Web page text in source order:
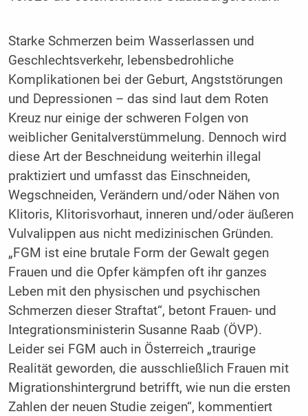
Starke Schmerzen beim Wasserlassen und
Geschlechtsverkehr, lebensbedrohliche
Komplikationen bei der Geburt, Angststörungen
und Depressionen – das sind laut dem Roten
Kreuz nur einige der schweren Folgen von
weiblicher Genitalverstümmelung. Dennoch wird
diese Art der Beschneidung weiterhin illegal
praktiziert und umfasst das Einschneiden,
Wegschneiden, Verändern und/oder Nähen von
Klitoris, Klitorisvorhaut, inneren und/oder äußeren
Vulvalippen aus nicht medizinischen Gründen.
„FGM ist eine brutale Form der Gewalt gegen
Frauen und die Opfer kämpfen oft ihr ganzes
Leben mit den physischen und psychischen
Schmerzen dieser Straftat“, betont Frauen- und
Integrationsministerin Susanne Raab (ÖVP).
Leider sei FGM auch in Österreich „traurige
Realität geworden, die ausschließlich Frauen mit
Migrationshintergrund betrifft, wie nun die ersten
Zahlen der neuen Studie zeigen“, kommentiert